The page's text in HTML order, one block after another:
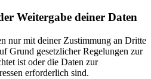
Weitergabe deiner Daten
nur mit deiner Zustimmung an Dritte
Grund gesetzlicher Regelungen zur
ist oder die Daten zur
erforderlich sind.